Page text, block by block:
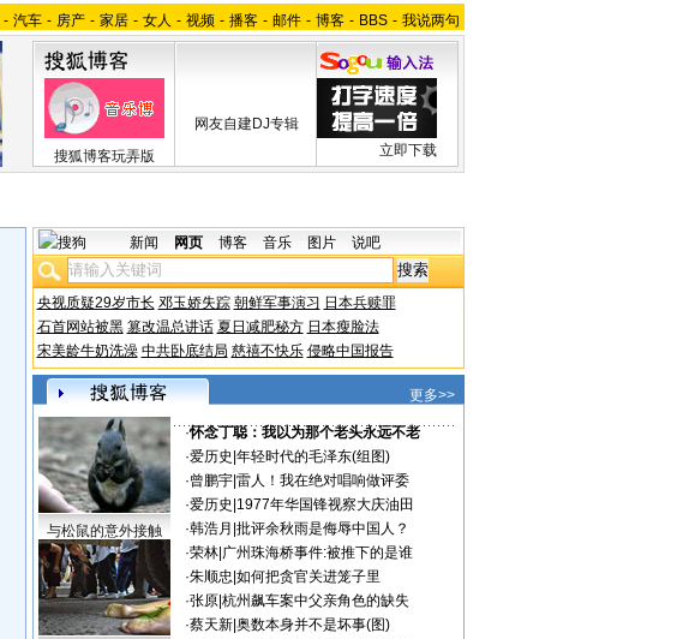
- 汽车 - 房产 - 家居 - 女人 - 视频 - 播客 - 邮件 - 博客 - BBS - 我说两句
搜狐博客玩弄版
网友自建DJ专辑
立即下载
新闻 网页 博客 音乐 图片 说吧
央视质疑29岁市长 邓玉娇失踪 朝鲜军事演习 日本兵赎罪
石首网站被黑 篡改温总讲话 夏日减肥秘方 日本瘦脸法
宋美龄牛奶洗澡 中共卧底结局 慈禧不快乐 侵略中国报告
更多>>
与松鼠的意外接触
·怀念丁聪：我以为那个老头永远不老
·爱历史 年轻时代的毛泽东(组图)
·曾鹏宇| 雷人！我在绝对唱响做评委
·爱历史 1977年华国锋视察大庆油田
·韩浩月 批评余秋雨是侮辱中国人？
·荣林| 广州珠海桥事件:被推下的是谁
·朱顺忠 如何把贪官关进笼子里
·张原| 杭州飙车案中父亲角色的缺失
·蔡天新| 奥数本身并不是坏事(图)